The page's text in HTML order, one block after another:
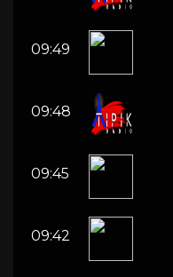
09:49
09:48
09:45
09:42